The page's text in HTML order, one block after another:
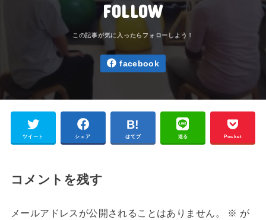
FOLLOW
facebook
ツイート シェア はてブ 送る Pocket
コメントを残す
メールアドレスが公開されることはありません。 ※ が